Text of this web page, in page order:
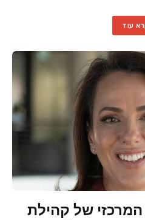
עוד
המרכזי של קהילת